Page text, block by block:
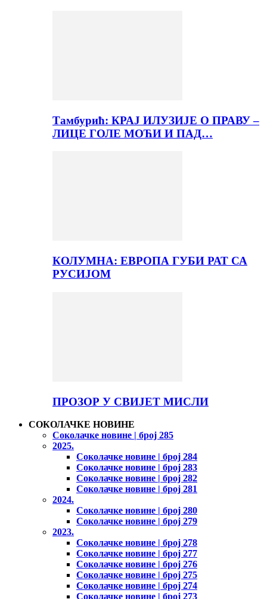
Тамбурић: КРАЈ ИЛУЗИЈЕ О ПРАВУ –
ЛИЦЕ ГОЛЕ МОЋИ И ПАД…
КОЛУМНА: ЕВРОПА ГУБИ РАТ СА
РУСИЈОМ
ПРОЗОР У СВИЈЕТ МИСЛИ
СОКОЛАЧКЕ НОВИНЕ
Соколачке новине | број 285
2025.
Соколачке новине | број 284
Соколачке новине | број 283
Соколачке новине | број 282
Соколачке новине | број 281
2024.
Соколачке новине | број 280
Соколачке новине | број 279
2023.
Соколачке новине | број 278
Соколачке новине | број 277
Соколачке новине | број 276
Соколачке новине | број 275
Соколачке новине | број 274
Соколачке новине | број 273